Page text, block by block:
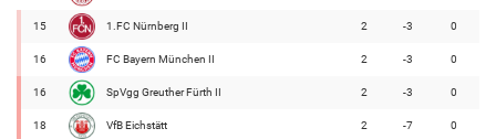
15 1.FC Nürnberg II 2 -3 0
16 FC Bayern München II 2 -3 0
16 SpVgg Greuther Fürth II 2 -3 0
18 VfB Eichstätt 2 -7 0